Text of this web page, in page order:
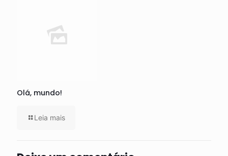
Olá, mundo!
Leia mais